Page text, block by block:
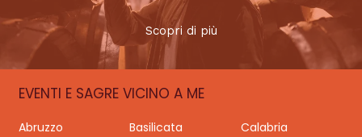
Scopri di più
EVENTI E SAGRE VICINO A ME
Abruzzo Basilicata
Calabria